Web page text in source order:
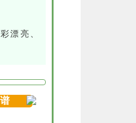
漂亮、